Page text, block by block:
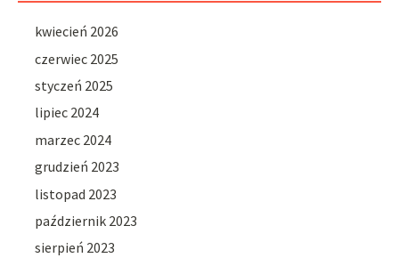
kwiecień 2026
czerwiec 2025
styczeń 2025
lipiec 2024
marzec 2024
grudzień 2023
listopad 2023
październik 2023
sierpień 2023